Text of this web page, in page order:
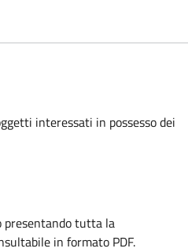
interessati in possesso dei
presentando tutta la
in formato PDF.